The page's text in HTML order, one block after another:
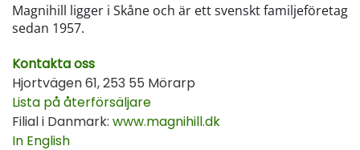
Magnihill ligger i Skåne och är ett svenskt familjeföretag
sedan 1957.
Kontakta oss
Hjortvägen 61, 253 55 Mörarp
Lista på återförsäljare
Filial i Danmark: www.magnihill.dk
In English